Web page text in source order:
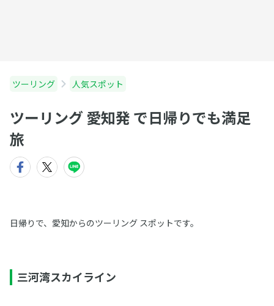
ツーリング 人気スポット
ツーリング 愛知発 で日帰りでも満足
旅
日帰りで、愛知からのツーリング スポットです。
三河湾スカイライン